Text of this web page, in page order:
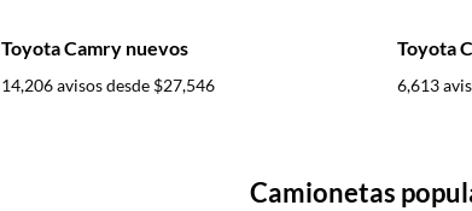
Toyota Camry nuevos
14,206 avisos desde $27,546
Toyota
6,613
Camionetas